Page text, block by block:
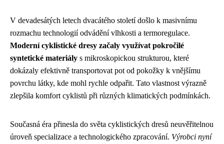
V devadesátých letech dvacátého století došlo k masivnímu
rozmachu technologií odvádění vlhkosti a termoregulace.
Moderní cyklistické dresy začaly využívat pokročilé
syntetické materiály s mikroskopickou strukturou, které
dokázaly efektivně transportovat pot od pokožky k vnějšímu
povrchu látky, kde mohl rychle odpařit. Tato vlastnost výrazně
zlepšila komfort cyklistů při různých klimatických podmínkách.
Současná éra přinesla do světa cyklistických dresů neuvěřitelnou
úroveň specializace a technologického zpracování. Výrobci nyní